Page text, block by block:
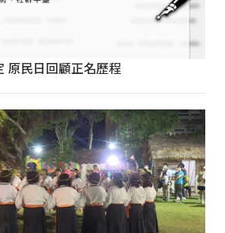
原民日回顧正名歷程